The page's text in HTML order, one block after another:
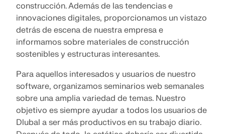
construcción. Además de las tendencias e
innovaciones digitales, proporcionamos un vistazo
detrás de escena de nuestra empresa e
informamos sobre materiales de construcción
sostenibles y estructuras interesantes.
Para aquellos interesados y usuarios de nuestro
software, organizamos seminarios web semanales
sobre una amplia variedad de temas. Nuestro
objetivo es siempre ayudar a todos los usuarios de
Dlubal a ser más productivos en su trabajo diario.